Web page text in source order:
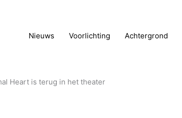
Nieuws Voorlichting Achtergrond
Heart is terug in het theater